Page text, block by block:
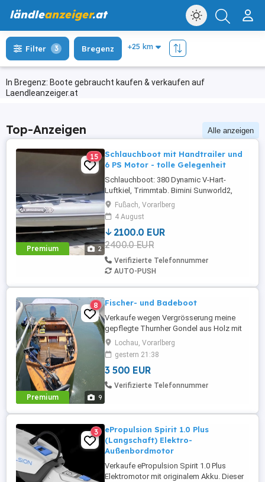
ländleanzeiger.at
In Bregenz: Boote gebraucht kaufen & verkaufen auf
Laendleanzeiger.at
Filter 3 Bregenz
Top-Anzeigen Alle anzeigen
Premium 2
15
Schlauchboot mit Handtrailer und
6 PS Motor - tolle Gelegenheit
Schlauchboot: 380 Dynamic V-Hart-
Luftkiel, Trimmtab. Bimini Sunworld2,
Neupreis 2.371,- Handtrailer: Falterbarer
Bootswagen, Slipwagen, SUPROD TR350-
L, schwarz-rot. Neupreis 243,- Honda
Außenborder: Honda BF-6AH
Normalschaft 6PS, Motorflosse,
Benzintank 12 Liter. Neupreis 1.695,- Alles
zusammen: ...
Fußach, Vorarlberg
4 August
2100.0 EUR
2400.0 EUR
Verifizierte Telefonnummer
AUTO-PUSH
Premium 9
8 Fischer- und Badeboot
Verkaufe wegen Vergrösserung meine
gepflegte Thurnher Gondel aus Holz mit
Bodenseezulassung. Das klassische Boot
überzeugt durch seine hochwertige
Holzverarbeitung und den
charakteristischen Look. Boot: Länge:
5,35 mtr. Breite: 1,60 mtr. Baujahr: 1983
Lochau, Vorarlberg
gestern 21:38
3 500 EUR
Verifizierte Telefonnummer
3
ePropulsion Spirit 1.0 Plus
(Langschaft) Elektro-
Außenbordmotor
Verkaufe ePropulsion Spirit 1.0 Plus
Elektromotor mit originalem Akku. Dieser